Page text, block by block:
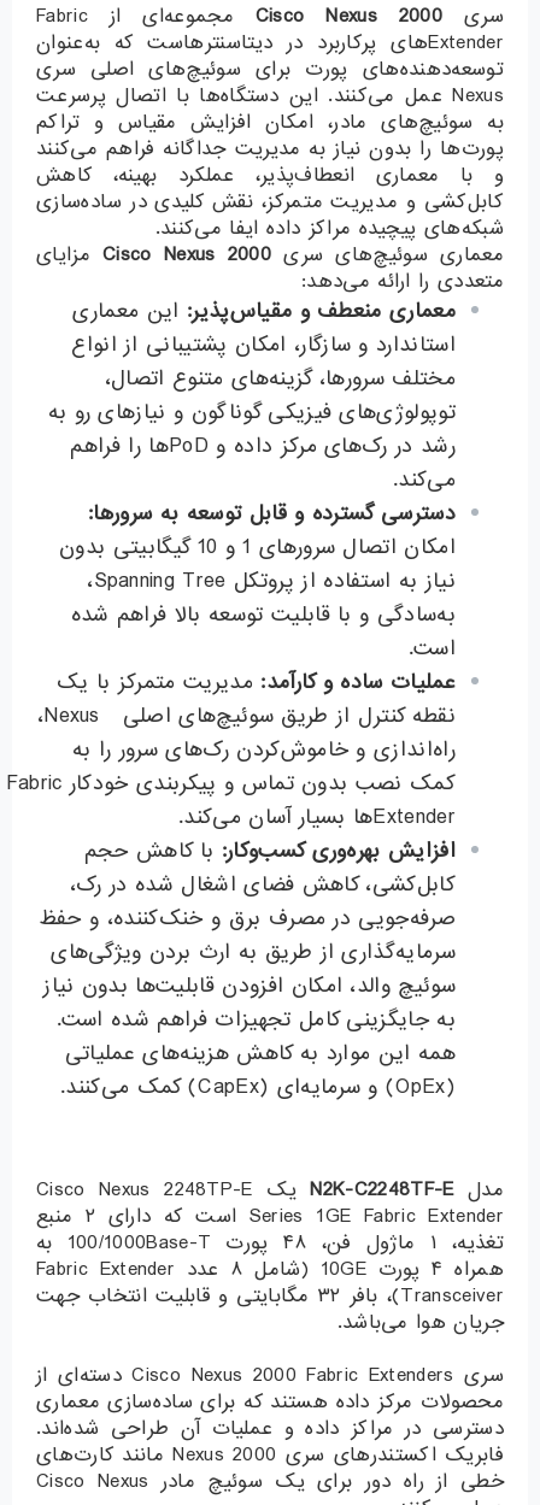
سری Cisco Nexus 2000
مجموعه‌ای از Fabric
Extenderهای پرکاربرد در دیتاسنترهاست که به‌عنوان
توسعه‌دهنده‌های پورت برای سوئیچ‌های اصلی سری
Nexus عمل می‌کنند. این دستگاه‌ها با اتصال پرسرعت
به سوئیچ‌های مادر، امکان افزایش مقیاس و تراکم
پورت‌ها را بدون نیاز به مدیریت جداگانه فراهم می‌کنند
و با معماری انعطاف‌پذیر، عملکرد بهینه، کاهش
کابل‌کشی و مدیریت متمرکز، نقش کلیدی در ساده‌سازی
شبکه‌های پیچیده مراکز داده ایفا می‌کنند.
معماری سوئیچ‌های سری Cisco Nexus 2000مزایای
متعددی را ارائه می‌دهد:
معماری منعطف و مقیاس‌پذیر: این معماری
استاندارد و سازگار، امکان پشتیبانی از انواع
مختلف سرورها، گزینه‌های متنوع اتصال،
توپولوژی‌های فیزیکی گوناگون و نیازهای رو به
رشد در رک‌های مرکز داده و PoDها را فراهم
می‌کند.
دسترسی گسترده و قابل توسعه به سرورها:
امکان اتصال سرورهای 1 و 10 گیگابیتی بدون
نیاز به استفاده از پروتکل Spanning Tree،
به‌سادگی و با قابلیت توسعه بالا فراهم شده
است.
عملیات ساده و کارآمد: مدیریت متمرکز با یک
نقطه کنترل از طریق سوئیچ‌های اصلی Nexus،
راه‌اندازی و خاموش‌کردن رک‌های سرور را به
کمک نصب بدون تماس و پیکربندی خودکار Fabric
Extender‌ها بسیار آسان می‌کند.
افزایش بهره‌وری کسب‌وکار: با کاهش حجم
کابل‌کشی، کاهش فضای اشغال شده در رک،
صرفه‌جویی در مصرف برق و خنک‌کننده، و حفظ
سرمایه‌گذاری از طریق به ارث بردن ویژگی‌های
سوئیچ والد، امکان افزودن قابلیت‌ها بدون نیاز
به جایگزینی کامل تجهیزات فراهم شده است.
همه این موارد به کاهش هزینه‌های عملیاتی
(OpEx) و سرمایه‌ای (CapEx) کمک می‌کنند.
مدلN2K-C2248TF-E
یک Cisco Nexus 2248TP-E
Series 1GE Fabric Extender است که دارای ۲ منبع
تغذیه، ۱ ماژول فن، ۴۸ پورت 100/1000Base-T به
همراه ۴ پورت 10GE (شامل ۸ عدد Fabric Extender
Transceiver)، بافر ۳۲ مگابایتی و قابلیت انتخاب جهت
جریان هوا می‌باشد.
سری Cisco Nexus 2000 Fabric Extenders دسته‌ای از
محصولات مرکز داده هستند که برای ساده‌سازی معماری
دسترسی در مراکز داده و عملیات آن طراحی شده‌اند.
فابریک اکستندرهای سری Nexus 2000 مانند کارت‌های
خطی از راه دور برای یک سوئیچ مادر Cisco Nexus